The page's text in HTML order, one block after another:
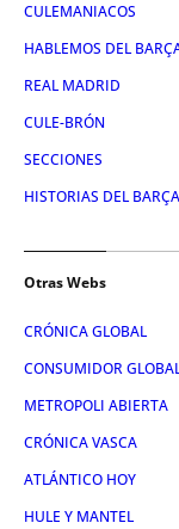
CULEMANIACOS
HABLEMOS DEL
REAL MADRID
CULE-BRÓN
SECCIONES
HISTORIAS DEL BARÇA
Otras Webs
CRÓNICA GLOBAL
CONSUMIDOR
METROPOLI ABIERTA
CRÓNICA VASCA
ATLÁNTICO HOY
HULE Y MANTEL